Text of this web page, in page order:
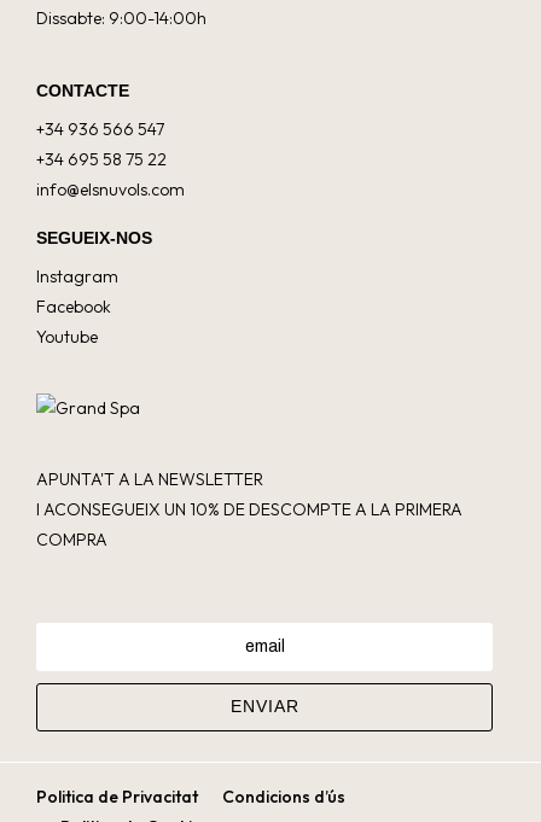
Dissabte: 9:00-14:00h
CONTACTE
+34 936 566 547
+34 695 58 75 22
info@elsnuvols.com
SEGUEIX-NOS
Instagram
Facebook
Youtube
APUNTA'T A LA NEWSLETTER
I ACONSEGUEIX UN 10% DE DESCOMPTE A LA PRIMERA
COMPRA
Politica de Privacitat
Condicions d’ús